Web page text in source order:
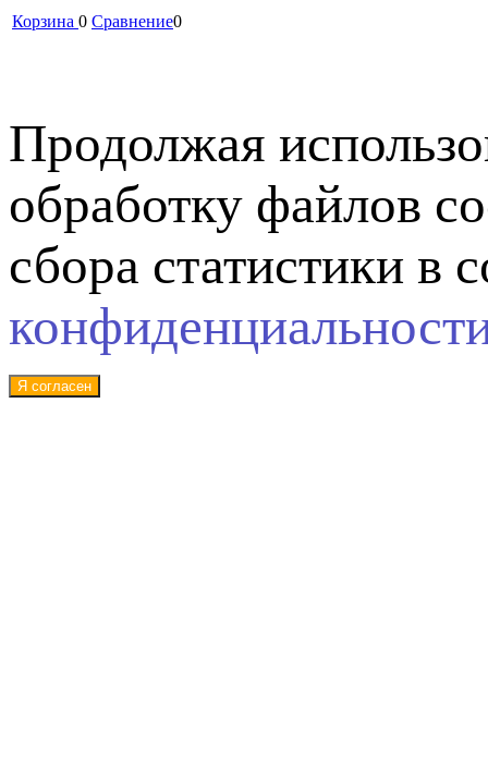
Корзина 0 Сравнение0
Продолжая
обработку файлов
сбора статистики в
Я согласен